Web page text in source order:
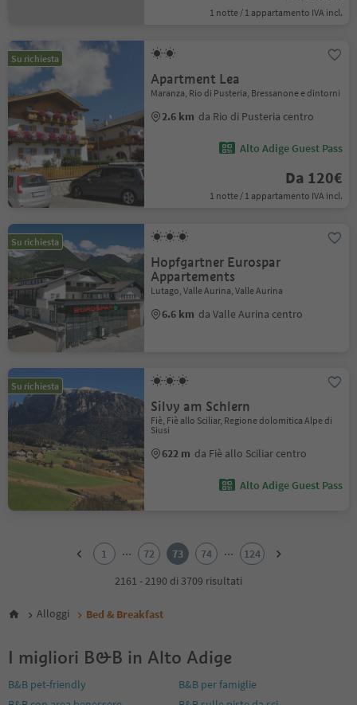
1 notte / 1 appartamento IVA incl.
Su richiesta
Apartment Lea
Maranza, Rio di Pusteria, Bressanone e dintorni
2.6 km da Rio di Pusteria centro
Alto Adige Guest Pass
Da 120€
1 notte / 1 appartamento IVA incl.
Su richiesta
Hopfgartner Eurospar
Appartements
Lutago, Valle Aurina, Valle Aurina
6.6 km da Valle Aurina centro
Su richiesta
Silvy am Schlern
Fiè, Fiè allo Sciliar, Regione dolomitica Alpe di
Siusi
622 m da Fiè allo Sciliar centro
Alto Adige Guest Pass
6
11
1 ... 72 73 74 ...
124
2161 - 2190 di 3709 risultati
Alloggi Bed & Breakfast
I migliori B&B in Alto Adige
B&B pet-friendly
B&B per famiglie